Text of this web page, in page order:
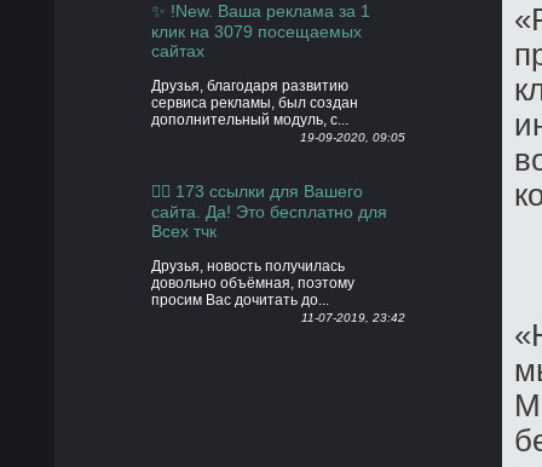
✨ !New. Ваша реклама за 1
клик на 3079 посещаемых
сайтах
Друзья, благодаря развитию
сервиса рекламы, был создан
дополнительный модуль, с...
19-09-2020, 09:05
👍🏻 173 ссылки для Вашего
сайта. Да! Это бесплатно для
Всех тчк
Друзья, новость получилась
довольно объёмная, поэтому
просим Вас дочитать до...
11-07-2019, 23:42